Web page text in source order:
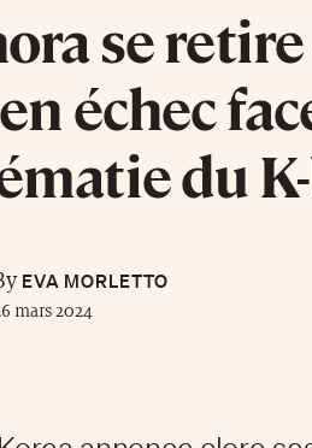
se
échec
du
EVA MORLETTO
mars 2024